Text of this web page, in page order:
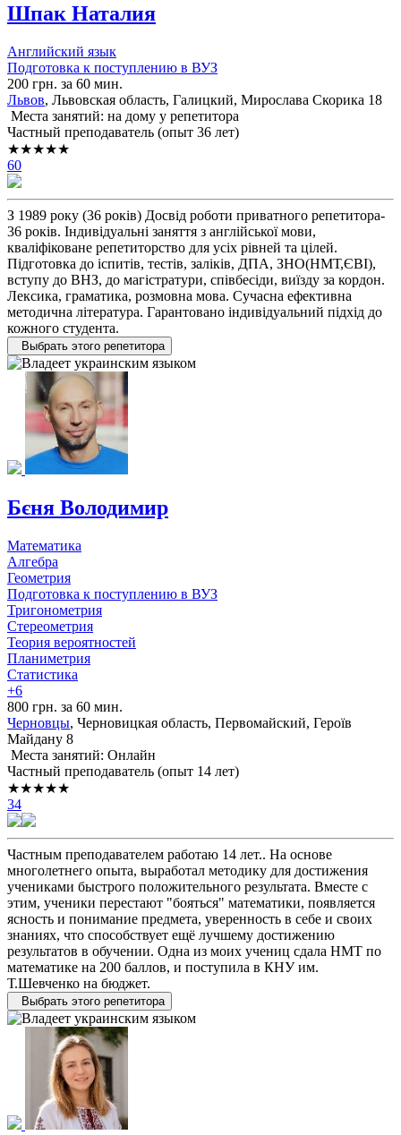
Шпак Наталия
Английский язык
Подготовка к поступлению в ВУЗ
200 грн. за 60 мин.
Львов, Львовская область, Галицкий, Мирослава Скорика 18
Места занятий: на дому у репетитора
Частный преподаватель (опыт 36 лет)
★★★★★
60
З 1989 року (36 років) Досвід роботи приватного репетитора-
36 років. Індивідуальні заняття з англійської мови,
кваліфіковане репетиторство для усіх рівней та цілей.
Підготовка до іспитів, тестів, заліків, ДПА, ЗНО(НМТ,ЄВІ),
вступу до ВНЗ, до магістратури, співбесіди, виїзду за кордон.
Лексика, граматика, розмовна мова. Сучасна ефективна
методична лiтература. Гарантовано iндивідуальний пiдхiд до
кожного студента.
Выбрать этого репетитора
Бєня Володимир
Математика
Алгебра
Геометрия
Подготовка к поступлению в ВУЗ
Тригонометрия
Стереометрия
Теория вероятностей
Планиметрия
Статистика
+6
800 грн. за 60 мин.
Черновцы, Черновицкая область, Первомайский, Героїв
Mайдану 8
Места занятий: Онлайн
Частный преподаватель (опыт 14 лет)
★★★★★
34
Частным преподавателем работаю 14 лет.. На основе
многолетнего опыта, выработал методику для достижения
учениками быстрого положительного результата. Вместе с
этим, ученики перестают "бояться" математики, появляется
ясность и понимание предмета, уверенность в себе и своих
знаниях, что способствует ещё лучшему достижению
результатов в обучении. Одна из моих учениц сдала НМТ по
математике на 200 баллов, и поступила в КНУ им.
Т.Шевченко на бюджет.
Выбрать этого репетитора